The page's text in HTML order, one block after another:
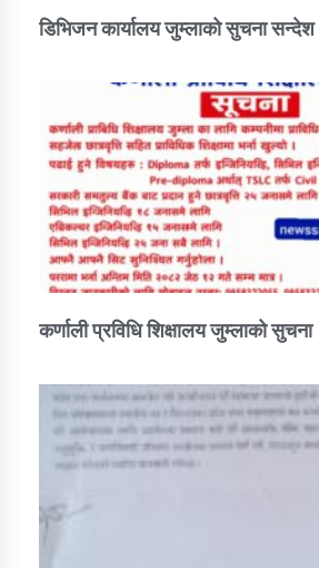
डिभिजन कार्यालय जुम्लाको सुचना सन्देश
कर्णाली प्रविधि शिक्षालय जुम्लाको सुचना